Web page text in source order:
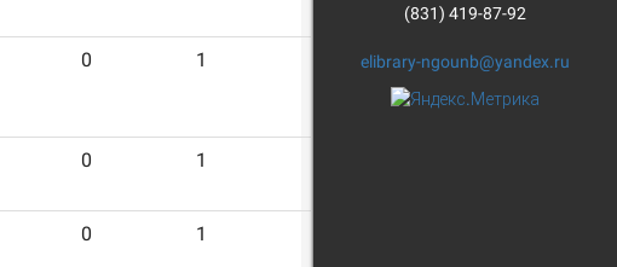
0 1
0 1
0 1
(831) 419-87-92
elibrary-ngounb@yandex.ru